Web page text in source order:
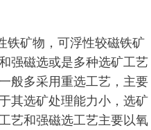
矿物，可浮性较磁铁矿
强磁选或是多种选矿工艺
般多采用重选工艺，主要
其选矿处理能力小，选矿
艺和强磁选工艺主要以氧